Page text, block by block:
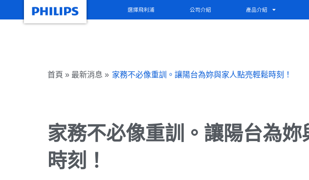
選擇飛利浦 公司介紹 產品介紹
首頁 » 最新消息 » 家務不必像重訓。讓陽台為妳與家人點亮輕鬆時刻！
家務不必像重訓。讓陽台為
時刻！